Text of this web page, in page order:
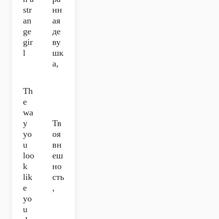
str
an
ge
gir
l
нн
ая
де
ву
шк
а,
Th
e
wa
y
yo
u
loo
k
lik
e
yo
u
Тв
оя
вн
еш
но
сть
,